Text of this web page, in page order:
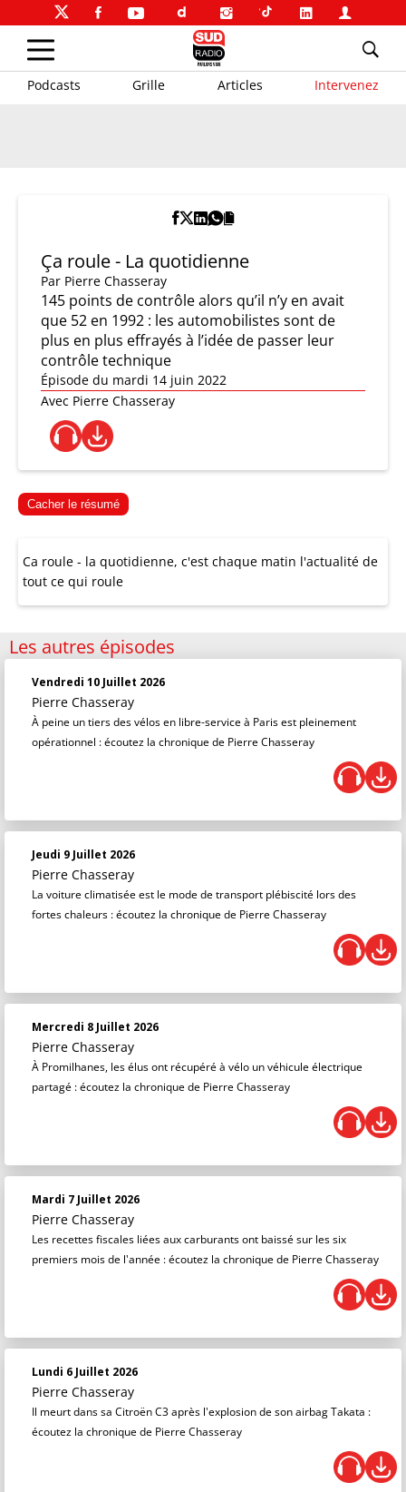
Podcasts Grille Articles Intervenez
Ça roule - La quotidienne
Par Pierre Chasseray
145 points de contrôle alors qu’il n’y en avait
que 52 en 1992 : les automobilistes sont de
plus en plus effrayés à l’idée de passer leur
contrôle technique
Épisode du mardi 14 juin 2022
Avec Pierre Chasseray
Cacher le résumé
Ca roule - la quotidienne, c'est chaque matin l'actualité de
tout ce qui roule
Les autres épisodes
Vendredi 10 Juillet 2026
Pierre Chasseray
À peine un tiers des vélos en libre-service à Paris est pleinement
opérationnel : écoutez la chronique de Pierre Chasseray
Jeudi 9 Juillet 2026
Pierre Chasseray
La voiture climatisée est le mode de transport plébiscité lors des
fortes chaleurs : écoutez la chronique de Pierre Chasseray
Mercredi 8 Juillet 2026
Pierre Chasseray
À Promilhanes, les élus ont récupéré à vélo un véhicule électrique
partagé : écoutez la chronique de Pierre Chasseray
Mardi 7 Juillet 2026
Pierre Chasseray
Les recettes fiscales liées aux carburants ont baissé sur les six
premiers mois de l'année : écoutez la chronique de Pierre Chasseray
Lundi 6 Juillet 2026
Pierre Chasseray
Il meurt dans sa Citroën C3 après l'explosion de son airbag Takata :
écoutez la chronique de Pierre Chasseray